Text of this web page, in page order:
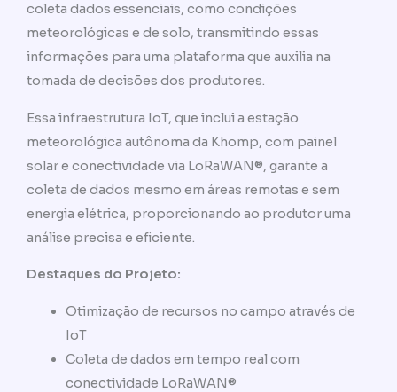
coleta dados essenciais, como condições
meteorológicas e de solo, transmitindo essas
informações para uma plataforma que auxilia na
tomada de decisões dos produtores.
Essa infraestrutura IoT, que inclui a estação
meteorológica autônoma da Khomp, com painel
solar e conectividade via LoRaWAN®, garante a
coleta de dados mesmo em áreas remotas e sem
energia elétrica, proporcionando ao produtor uma
análise precisa e eficiente.
Destaques do Projeto:
Otimização de recursos no campo através de
IoT
Coleta de dados em tempo real com
conectividade LoRaWAN®